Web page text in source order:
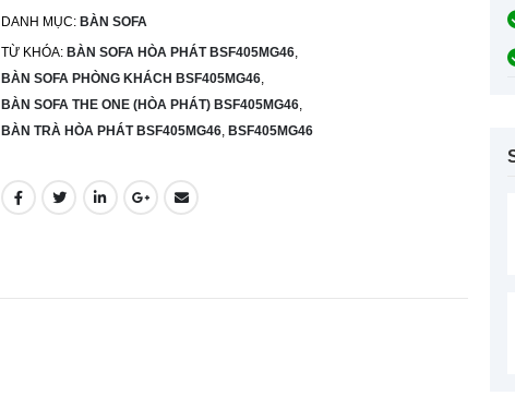
DANH MỤC: BÀN SOFA
TỪ KHÓA: BÀN SOFA HÒA PHÁT BSF405MG46
BÀN SOFA PHÒNG KHÁCH BSF405MG46
BÀN SOFA THE ONE (HÒA PHÁT) BSF405MG46
BÀN TRÀ HÒA PHÁT BSF405MG46 BSF405MG46